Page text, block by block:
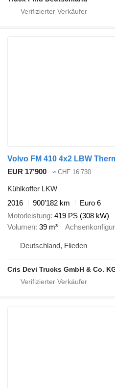
Volvo FM 410 4x2 LBW
EUR 17’900
≈ CHF 16’730
Kühlkoffer LKW
2016
900’182 km
Euro 6
Motorleistung 419 PS (308 kW)
Volumen 39 m³
Deutschland, Flieden
Cris Devi Trucks GmbH & Co.